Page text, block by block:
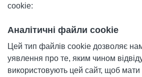
cookie:
Аналітичні файли cookie
Цей тип файлів cookie дозволяє
уявлення про те, яким чином
використовують цей сайт, щоб мати